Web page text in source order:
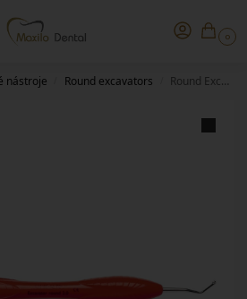
0
nástroje Round excavators Round Excavators, 2.0 mm, LM 65-66 ES